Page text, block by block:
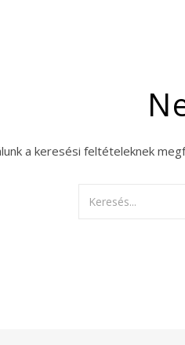
a keresési feltételeknek